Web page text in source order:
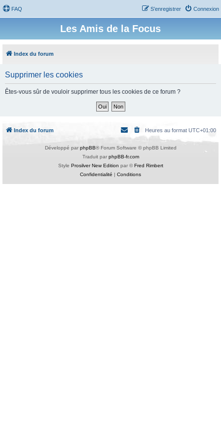
FAQ Connexion
S’enregistrer
Les Amis de la Focus
Index du forum
Supprimer les cookies
Êtes-vous sûr de vouloir supprimer tous les cookies de ce forum ?
Index du forum Heures au format UTC+01:00
Développé par phpBB® Forum Software © phpBB Limited
Traduit par phpBB-fr.com
Style Prosilver New Edition par ©Fred Rimbert
Confidentialité | Conditions